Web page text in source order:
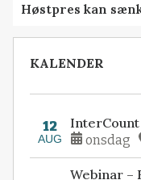
Høstpres kan
KALENDER
12
AUG
InterCount
onsdag
Webinar –